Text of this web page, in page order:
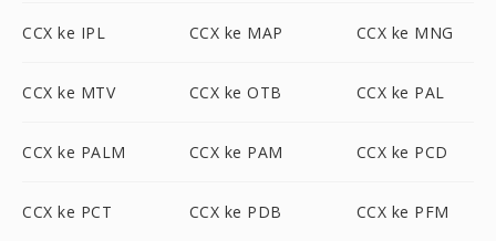
CCX ke IPL CCX ke MAP CCX ke MNG
CCX ke MTV CCX ke OTB CCX ke PAL
CCX ke PALM CCX ke PAM CCX ke PCD
CCX ke PCT CCX ke PDB CCX ke PFM